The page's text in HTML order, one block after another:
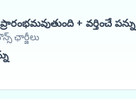
+ వర్తించే పన్ను
ఛార్జీలు